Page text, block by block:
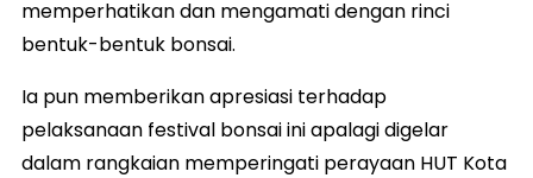
memperhatikan dan mengamati dengan rinci
bentuk-bentuk bonsai.
Ia pun memberikan apresiasi terhadap
pelaksanaan festival bonsai ini apalagi digelar
dalam rangkaian memperingati perayaan HUT Kota